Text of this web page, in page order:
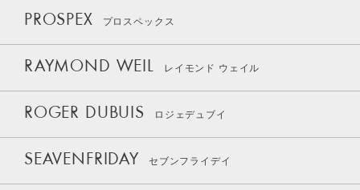
PROSPEX プロスペックス
RAYMOND WEIL レイモンド ウェイル
ROGER DUBUIS ロジェデュブイ
SEAVENFRIDAY セブンフライデイ